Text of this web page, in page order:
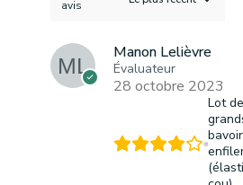
avis
Manon Lelièvre
Évaluateur
28 octobre 2023
Lot